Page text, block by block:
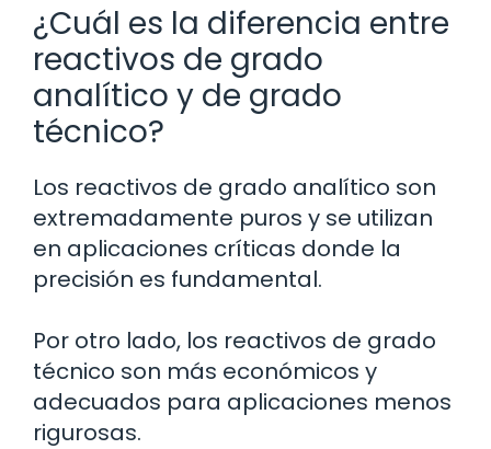
¿Cuál es la diferencia entre
reactivos de grado
analítico y de grado
técnico?
Los reactivos de grado analítico son
extremadamente puros y se utilizan
en aplicaciones críticas donde la
precisión es fundamental.
Por otro lado, los reactivos de grado
técnico son más económicos y
adecuados para aplicaciones menos
rigurosas.